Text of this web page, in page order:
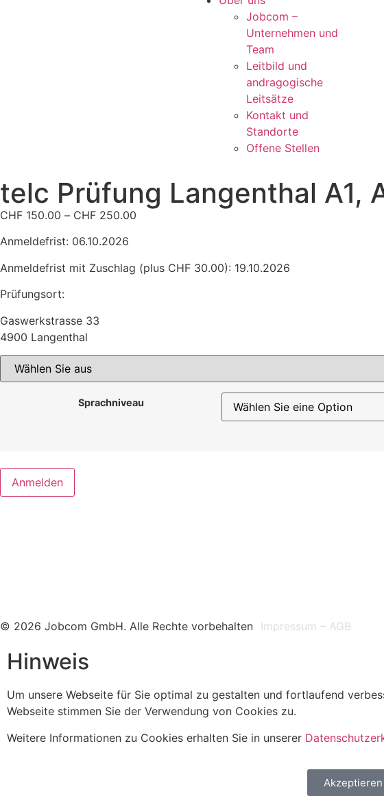
Jobcom –
Unternehmen und
Team
Leitbild und
andragogische
Leitsätze
Kontakt und
Standorte
Offene Stellen
telc Prüfung Langenthal A1,
CHF 150.00 – CHF 250.00
Anmeldefrist: 06.10.2026
Anmeldefrist mit Zuschlag (plus CHF 30.00): 19.10.2026
Prüfungsort:
Gaswerkstrasse 33
4900 Langenthal
Sprachniveau
Anmelden
© 2026 Jobcom GmbH. Alle Rechte vorbehalten Impressum – AGB
Hinweis
Um unsere Webseite für Sie optimal zu gestalten und fortlaufend
Webseite stimmen Sie der Verwendung von Cookies zu.
Weitere Informationen zu Cookies erhalten Sie in unserer